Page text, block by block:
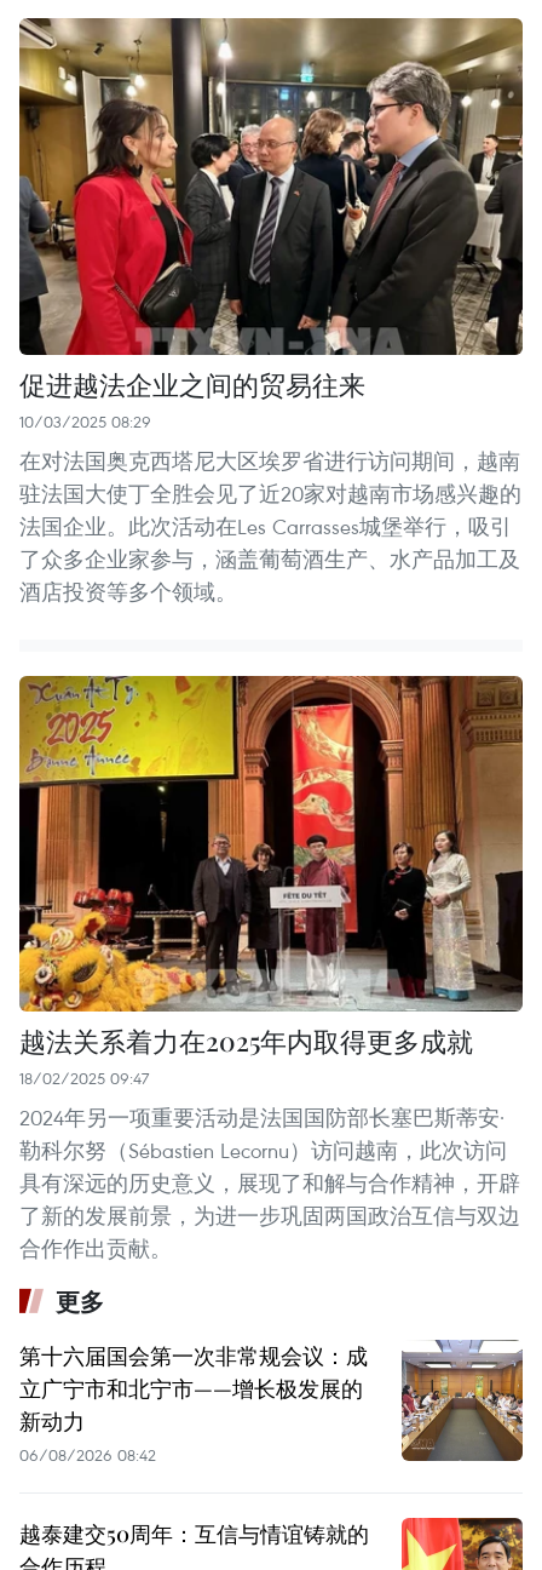
促进越法企业之间的贸易往来
10/03/2025 08:29
在对法国奥克西塔尼大区埃罗省进行访问期间，越南
驻法国大使丁全胜会见了近20家对越南市场感兴趣的
法国企业。此次活动在Les Carrasses城堡举行，吸引
了众多企业家参与，涵盖葡萄酒生产、水产品加工及
酒店投资等多个领域。
越法关系着力在2025年内取得更多成就
18/02/2025 09:47
2024年另一项重要活动是法国国防部长塞巴斯蒂安·
勒科尔努（Sébastien Lecornu）访问越南，此次访问
具有深远的历史意义，展现了和解与合作精神，开辟
了新的发展前景，为进一步巩固两国政治互信与双边
合作作出贡献。
更多
第十六届国会第一次非常规会议：成
立广宁市和北宁市——增长极发展的
新动力
06/08/2026 08:42
越泰建交50周年：互信与情谊铸就的